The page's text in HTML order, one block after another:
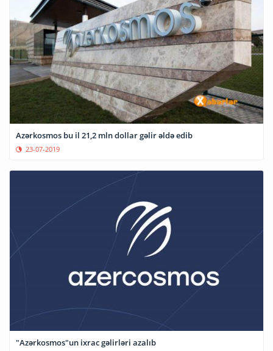
Azərkosmos bu il 21,2 mln dollar gəlir əldə edib
23-07-2019
"Azərkosmos"un ixrac gəlirləri azalıb